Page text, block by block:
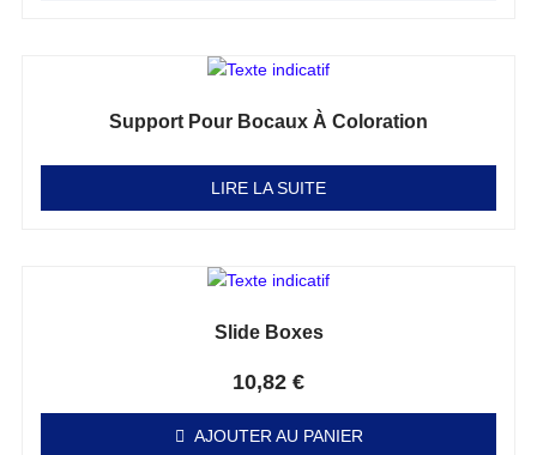
Support Pour Bocaux À Coloration
LIRE LA SUITE
Slide Boxes
10,82 €
AJOUTER AU PANIER